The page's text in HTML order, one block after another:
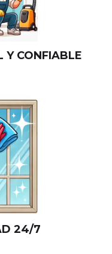
Y CONFIABLE
24/7